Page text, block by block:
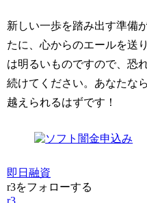
新しい一歩を踏み出す準備
たに、心からのエールを送
は明るいものですので、恐
続けてください。あなたな
越えられるはずです！
即日融資
r3をフォローする
r3